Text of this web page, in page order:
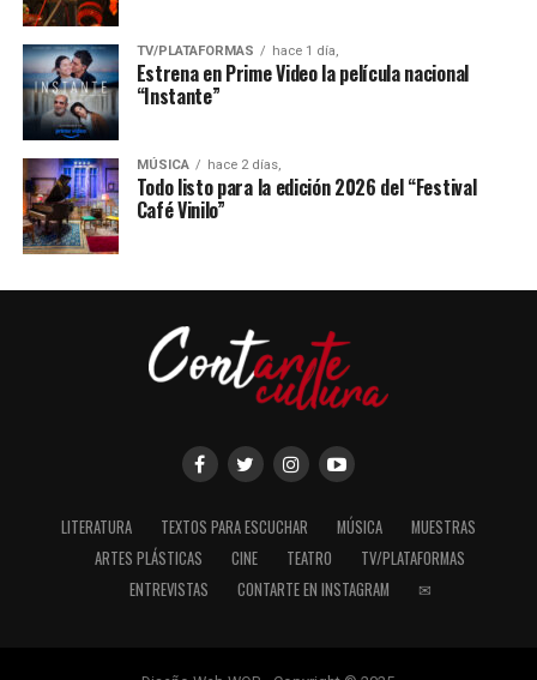
TV/PLATAFORMAS hace 1 día,
Estrena en Prime Video la película nacional
“Instante”
MÚSICA hace 2 días,
Todo listo para la edición 2026 del “Festival
Café Vinilo”
LITERATURA TEXTOS PARA ESCUCHAR MÚSICA
MUESTRAS
ARTES PLÁSTICAS
CINE TEATRO
TV/PLATAFORMAS
ENTREVISTAS
CONTARTE EN INSTAGRAM ✉